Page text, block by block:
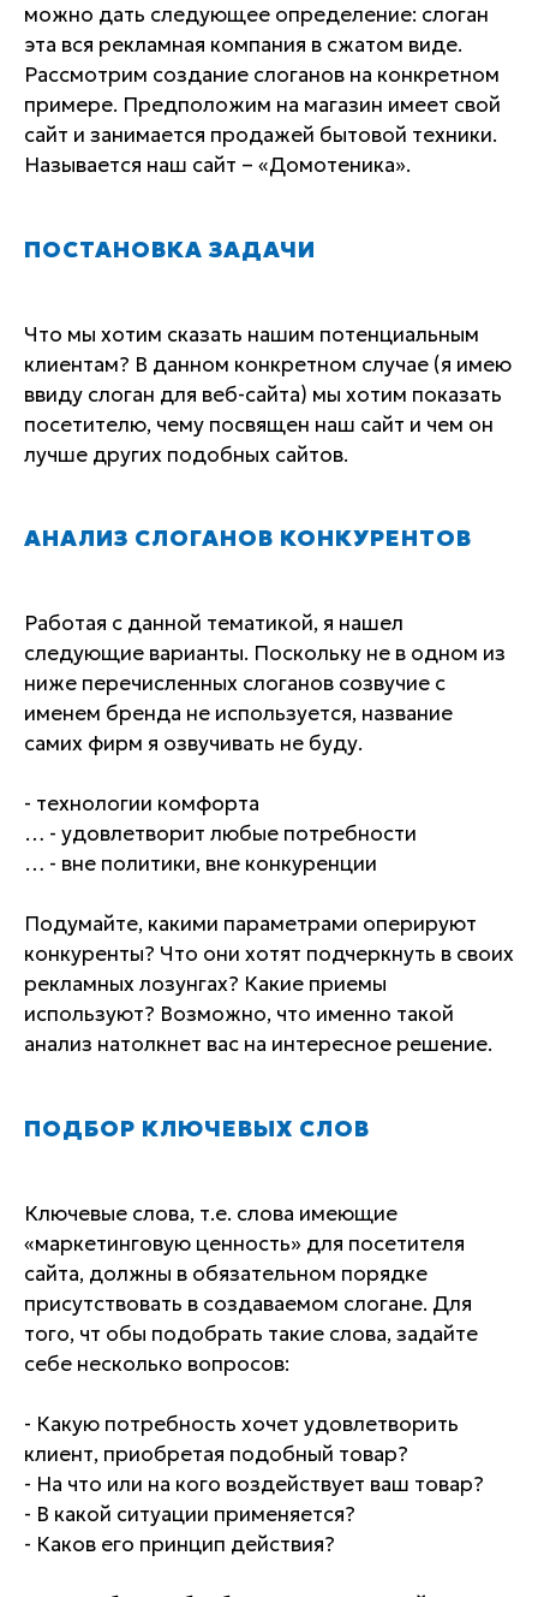
можно дать следующее определение: слоган
эта вся рекламная компания в сжатом виде.
Рассмотрим создание слоганов на конкретном
примере. Предположим на магазин имеет свой
сайт и занимается продажей бытовой техники.
Называется наш сайт – «Домотеника».
ПОСТАНОВКА ЗАДАЧИ
Что мы хотим сказать нашим потенциальным
клиентам? В данном конкретном случае (я имею
ввиду слоган для веб-сайта) мы хотим показать
посетителю, чему посвящен наш сайт и чем он
лучше других подобных сайтов.
АНАЛИЗ СЛОГАНОВ КОНКУРЕНТОВ
Работая с данной тематикой, я нашел
следующие варианты. Поскольку не в одном из
ниже перечисленных слоганов созвучие с
именем бренда не используется, название
самих фирм я озвучивать не буду.
- технологии комфорта
… - удовлетворит любые потребности
… - вне политики, вне конкуренции
Подумайте, какими параметрами оперируют
конкуренты? Что они хотят подчеркнуть в своих
рекламных лозунгах? Какие приемы
используют? Возможно, что именно такой
анализ натолкнет вас на интересное решение.
ПОДБОР КЛЮЧЕВЫХ СЛОВ
Ключевые слова, т.е. слова имеющие
«маркетинговую ценность» для посетителя
сайта, должны в обязательном порядке
присутствовать в создаваемом слогане. Для
того, чт обы подобрать такие слова, задайте
себе несколько вопросов:
- Какую потребность хочет удовлетворить
клиент, приобретая подобный товар?
- На что или на кого воздействует ваш товар?
- В какой ситуации применяется?
- Каков его принцип действия?